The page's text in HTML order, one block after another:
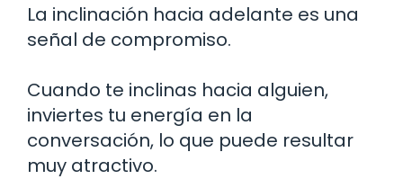
La inclinación hacia adelante es una
señal de compromiso.
Cuando te inclinas hacia alguien,
inviertes tu energía en la
conversación, lo que puede resultar
muy atractivo.